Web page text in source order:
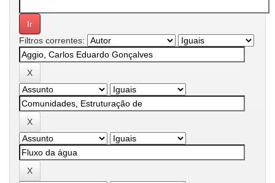
Filtros correntes: